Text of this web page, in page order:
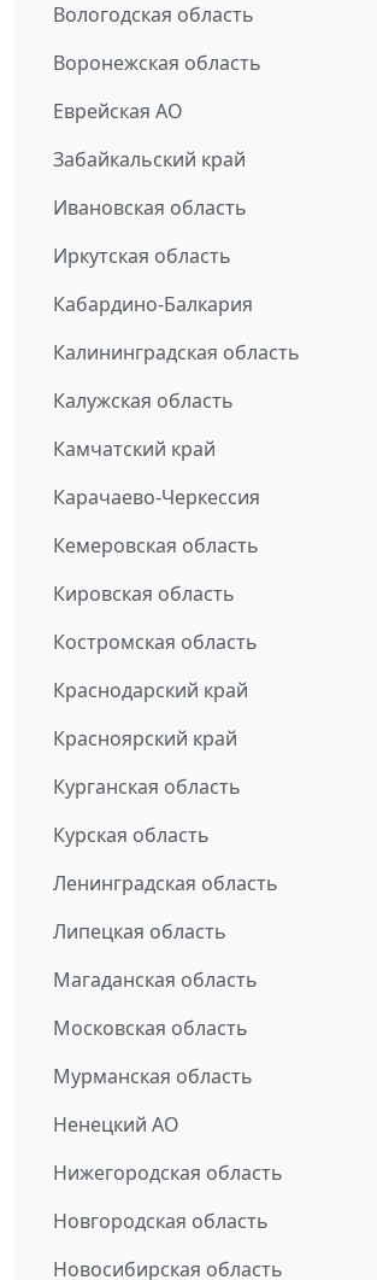
Вологодская область
Воронежская область
Еврейская АО
Забайкальский край
Ивановская область
Иркутская область
Кабардино-Балкария
Калининградская область
Калужская область
Камчатский край
Карачаево-Черкессия
Кемеровская область
Кировская область
Костромская область
Краснодарский край
Красноярский край
Курганская область
Курская область
Ленинградская область
Липецкая область
Магаданская область
Московская область
Мурманская область
Ненецкий АО
Нижегородская область
Новгородская область
Новосибирская область